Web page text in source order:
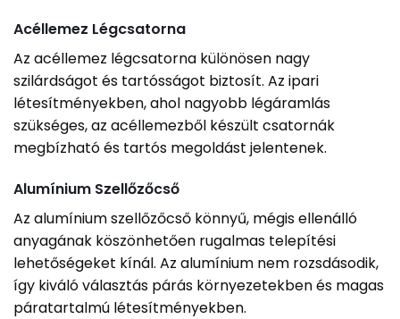
Acéllemez Légcsatorna
Az acéllemez légcsatorna különösen nagy
szilárdságot és tartósságot biztosít. Az ipari
létesítményekben, ahol nagyobb légáramlás
szükséges, az acéllemezből készült csatornák
megbízható és tartós megoldást jelentenek.
Alumínium Szellőzőcső
Az alumínium szellőzőcső könnyű, mégis ellenálló
anyagának köszönhetően rugalmas telepítési
lehetőségeket kínál. Az alumínium nem rozsdásodik,
így kiváló választás párás környezetekben és magas
páratartalmú létesítményekben.